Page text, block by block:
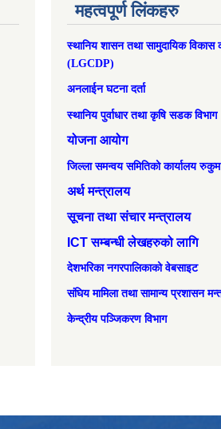
महत्वपूर्ण लिंकहरु
स्थानिय शासन तथा सामुदायिक विकास
(LGCDP)
अनलाईन घटना दर्ता
स्थानिय पुर्वाधार तथा कृषि सडक विभाग
योजना आयोग
जिल्ला समन्वय समितिको कार्यालय रुकुम
अर्थ मन्त्रालय
सूचना तथा संचार मन्त्रालय
ICT सम्बन्धी लेखहरुको लागि
देशभरिका नगरपालिकाको वेबसाइट
संघिय मामिला तथा सामान्‍य प्रशासन
केन्द्रीय पञ्जिकरण विभाग